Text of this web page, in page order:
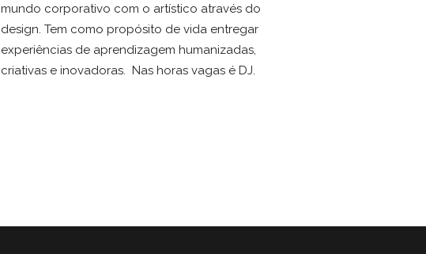
mundo corporativo com o artístico através do
design. Tem como propósito de vida entregar
experiências de aprendizagem humanizadas,
criativas e inovadoras. Nas horas vagas é DJ.